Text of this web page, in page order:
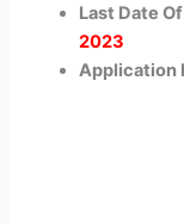
Last Date
2023
Application